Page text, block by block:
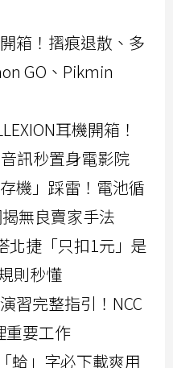
箱！摺痕退散、多
GO、Pikmin
耳機開箱！
訊秒置身電影院
機」踩雷！電池循
無良賣家手法
北捷「只扣1元」是
則秒懂
習完整指引！NCC
重要工作
蛤」字必下載爽用